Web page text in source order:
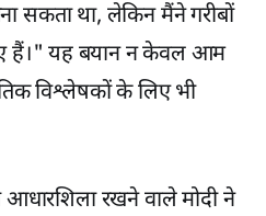
सकता था, लेकिन मैंने गरीबों
हैं।" यह बयान न केवल आम
विश्लेषकों के लिए भी
आधारशिला रखने वाले मोदी ने